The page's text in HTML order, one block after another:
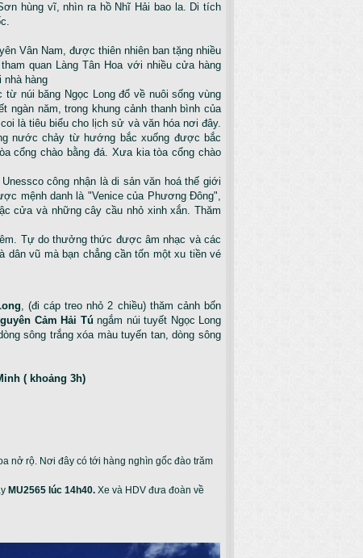
hùng vĩ, nhìn ra hồ Nhĩ Hải bao la. Di tích
Vân Nam, được thiên nhiên ban tặng nhiều
quan Làng Tân Hoa với nhiều cửa hàng
nhà hàng
từ núi băng Ngọc Long đổ về nuôi sống vùng
ngàn năm, trong khung cảnh thanh bình của
là tiêu biểu cho lịch sử và văn hóa nơi đây.
nước chảy từ hướng bắc xuống được bắc
cổng chào bằng đá. Xưa kia tòa cổng chào
công nhận là di sản văn hoá thế giới
mệnh danh là "Venice của Phương Đông",
cửa và những cây cầu nhỏ xinh xắn. Thăm
Tự do thưởng thức được âm nhạc và các
dân vũ mà bạn chẳng cần tốn một xu tiền vé
, (đi cáp treo nhỏ 2 chiều) thăm cảnh bốn
Cảm Hải Tú ngắm núi tuyết Ngọc Long
sông trắng xóa màu tuyến tan, dòng sông
( khoảng 3h)
nở rộ. Nơi đây có tới hàng nghìn gốc đào trăm
MU2565 lúc 14h40. Xe và HDV đưa đoàn về